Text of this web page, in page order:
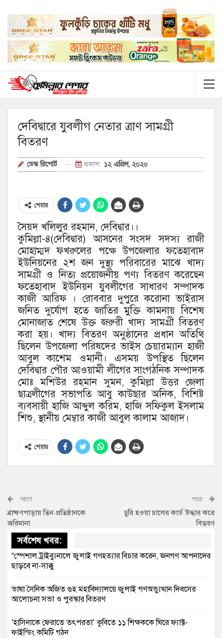
দেবিদ্বারে যুবলীগ নেতার ত্রাণ সামগ্রী
বিতরণ
ডেস্ক রিপোর্ট প্রকাশ: ১২ এপ্রিল, ২০২০
শেয়ার
সৈয়দ খলিলুর রহমান, দেবিদ্বার।।
কুমিল্লা-৪(দেবিদ্বার) আসনের সংসদ সদস্য রাজী
মোহাম্মদ ফখরুলের পক্ষে উপজেলার ফতেহাবাদ
ইউনিয়নের ২শ জন দুস্থ্য পরিবারের মাঝে খাদ্য
সামগ্রী ও নিত্য প্রয়োজনীয় পণ্য বিতরণ করেছেন
ফতেহাবাদ ইউনিয়ন যুবলীগের সাধারণ সম্পাদক
কাজী আরিফ । রোববার দুপুরে করোনা ভাইরাস
জনিত দুর্যোগ হতে জাতির মুক্তি কামনায় বিশেষ
মোনাজাত শেষে উক্ত জরুরী খাদ্য সামগ্রী বিতরণ
করা হয়। খাদ্য বিতরণ অনুষ্ঠানের প্রধান অতিথি
ছিলেন উপজেলা পরিষদের ভাইস চেয়ারম্যান হাজী
আবুল কাশেম ওমানী। এসময় উপস্থিত ছিলেন
দেবিদ্বার পৌর আওয়ামী লীগের সাংগঠনিক সম্পাদক
মোঃ মশিউর রহমান সুমন, কুমিল্লা উত্তর জেলা
ছাত্রলীগের সভাপতি আবু কাউছার অনিক, বিশিষ্ট
ব্যবসায়ী হাজি আব্দুল করিম, হাজি সফিকুল ইসলাম
শিশু, স্থানীয় মেম্বার কাজী আবুল কালাম আজাদ।
শেয়ার
আগে
ব্রাহ্মণপাড়ায় তিন প্রতিষ্ঠানকে
জরিমানা
পরে
চুরি হওয়া চালের কার্ড উদ্ধার করে
বিতরণ
সর্বশেষ খবর:
“স্পেশাল ট্রাইব্যুনালে জুলাই গণহত্যার বিচার করেন, জনগণ আপনাদের
ছাড়বে না-সাক্কু
ভাষা সৈনিক অজিত গুহ মহাবিদ্যালয়ে জুলাই গণঅভ্যুত্থান দিবসের
আলোচনা সভা ও পুরস্কার বিতরণ
‘হাসিনাকে ফেরাতে তৎপরতা’ কুবিতে ১১ শিক্ষককে ঘিরে ফ্যাক্ট-
ফাইন্ডিং কমিটি গঠন